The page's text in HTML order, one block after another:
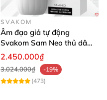
SVAKOM
Âm đạo giả tự động
Svakom Sam Neo thủ dâm
rung mút app điện thoại
2.450.000₫
3.024.000₫
-19%
(473)